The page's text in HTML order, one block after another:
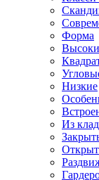
Форма
Низкие
Из